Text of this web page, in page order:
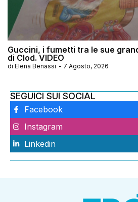
Guccini, i fumetti tra le sue
di Clod. VIDEO
di Elena Benassi - 7 Agosto, 2026
SEGUICI SUI SOCIAL
Facebook
Instagram
Linkedin